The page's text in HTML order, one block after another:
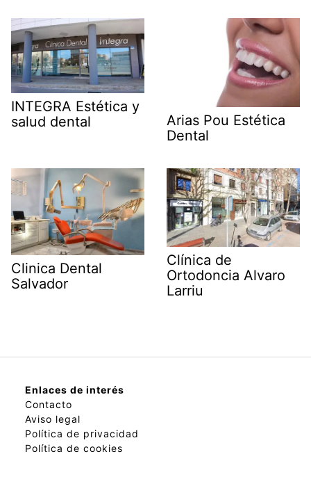
INTEGRA Estética y
salud dental
Arias Pou Estética
Dental
Clinica Dental
Salvador
Clínica de
Ortodoncia Alvaro
Larriu
Enlaces de interés
Contacto
Aviso legal
Política de privacidad
Política de cookies